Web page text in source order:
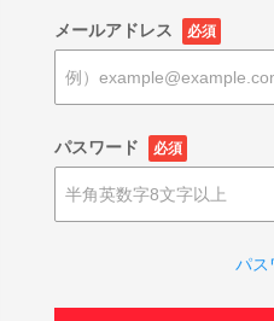
メールアドレス 必須
パスワード 必須
パス